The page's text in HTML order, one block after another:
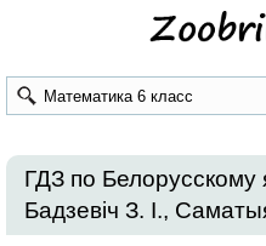
ГДЗ по Белорусскому
Бадзевіч З. І.,